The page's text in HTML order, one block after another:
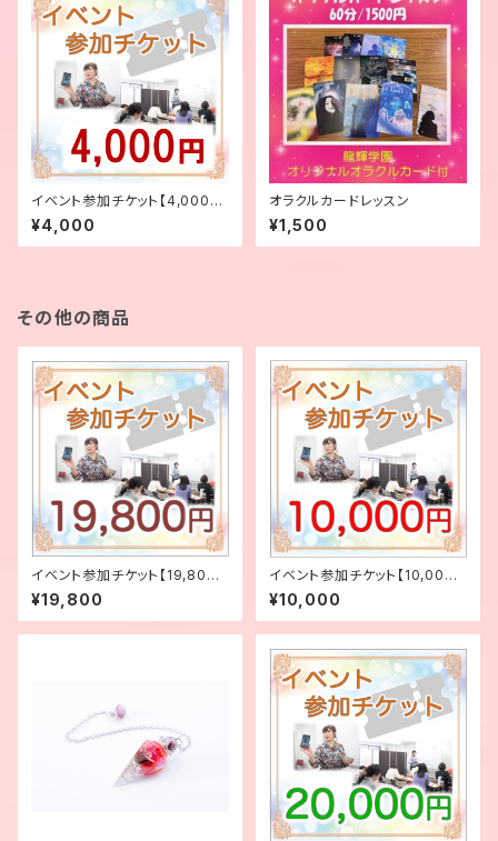
イベント参加チケット【4,000
円】
¥4,000
オラクルカードレッスン
¥1,500
その他の商品
イベント参加チケット【19,800
円】
¥19,800
イベント参加チケット【10,000
円】
¥10,000